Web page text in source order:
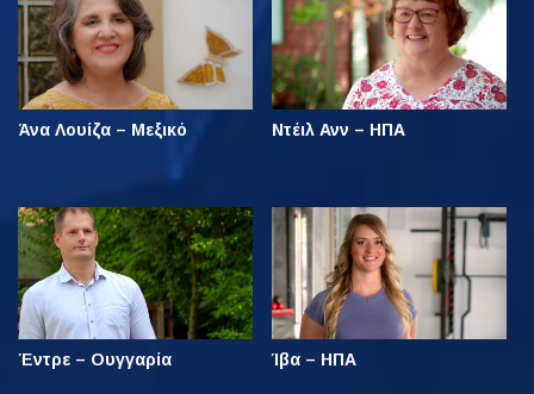
Άνα Λουίζα – Μεξικό Ντέιλ Ανν – ΗΠΑ
Έντρε – Ουγγαρία Ίβα – ΗΠΑ